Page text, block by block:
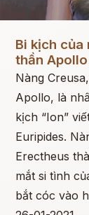
Bi kịch của
thần Apollo
Nàng
Apollo, là
kịch “Ion”
Euripides.
Erectheus
mắt si tình
bắt cóc vào